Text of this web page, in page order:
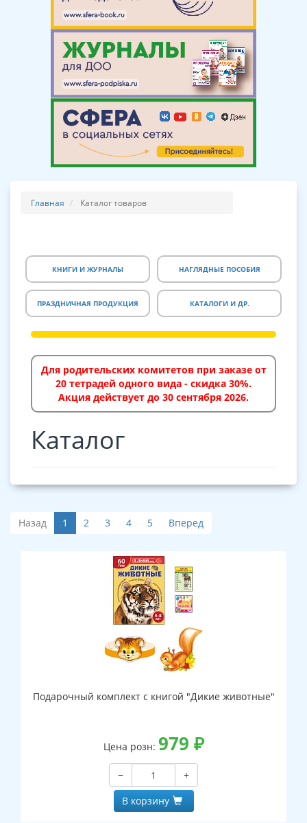
Главная Каталог товаров
КНИГИ И ЖУРНАЛЫ НАГЛЯДНЫЕ ПОСОБИЯ
ПРАЗДНИЧНАЯ ПРОДУКЦИЯ КАТАЛОГИ И ДР.
Для родительских комитетов при заказе от
20 тетрадей одного вида - скидка 30%.
Акция действует до 30 сентября 2026.
Каталог
Назад 1 2 3 4 5 Вперед
Подарочный комплект с книгой "Дикие животные"
Цена розн: 979 ₽
−
+
В корзину